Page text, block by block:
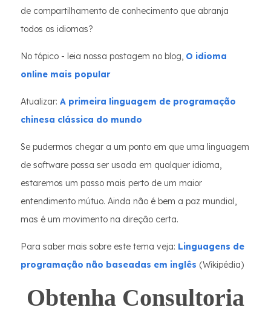
de compartilhamento de conhecimento que abranja
todos os idiomas?
No tópico - leia nossa postagem no blog, O idioma
online mais popular
Atualizar: A primeira linguagem de programação
chinesa clássica do mundo
Se pudermos chegar a um ponto em que uma linguagem
de software possa ser usada em qualquer idioma,
estaremos um passo mais perto de um maior
entendimento mútuo. Ainda não é bem a paz mundial,
mas é um movimento na direção certa.
Para saber mais sobre este tema veja: Linguagens de
programação não baseadas em inglês (Wikipédia)
Obtenha Consultoria